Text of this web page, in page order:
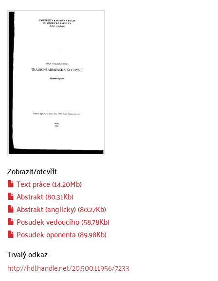
Zobrazit/otevřít
Text práce (14.20Mb)
Abstrakt (80.31Kb)
Abstrakt (anglicky) (80.27Kb)
Posudek vedoucího (58.78Kb)
Posudek oponenta (89.98Kb)
Trvalý odkaz
http://hdl.handle.net/20.500.11956/7233